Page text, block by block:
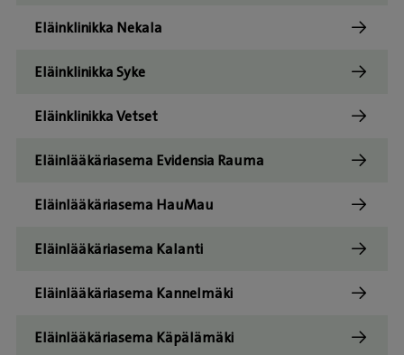
Eläinklinikka Nekala
Eläinklinikka Syke
Eläinklinikka Vetset
Eläinlääkäriasema Evidensia Rauma
Eläinlääkäriasema HauMau
Eläinlääkäriasema Kalanti
Eläinlääkäriasema Kannelmäki
Eläinlääkäriasema Käpälämäki